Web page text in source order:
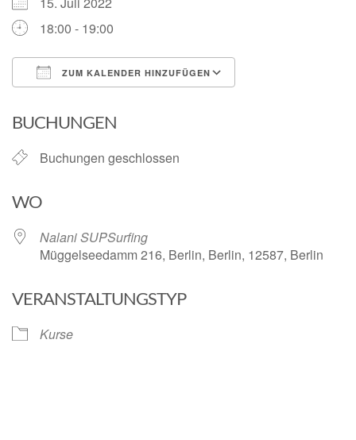
18:00 - 19:00
ZUM KALENDER HINZUFÜGEN
BUCHUNGEN
Buchungen geschlossen
WO
Nalani SUPSurfing
Müggelseedamm 216, Berlin, Berlin, 12587, Berlin
VERANSTALTUNGSTYP
Kurse